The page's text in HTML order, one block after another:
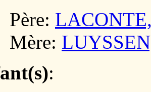
Père:
Mère:
: